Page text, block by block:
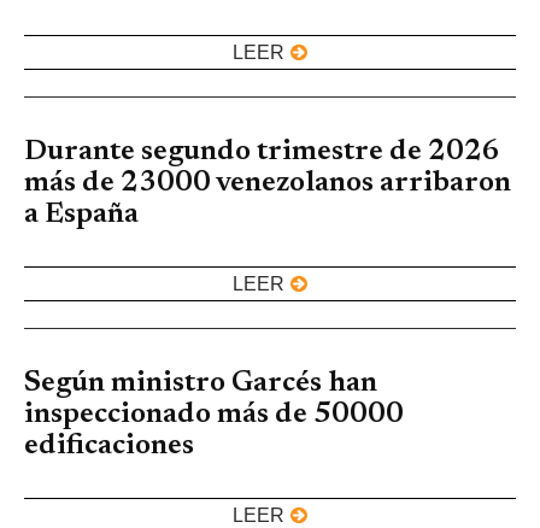
LEER
Durante segundo trimestre de 2026
más de 23000 venezolanos arribaron
a España
LEER
Según ministro Garcés han
inspeccionado más de 50000
edificaciones
LEER